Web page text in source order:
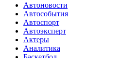
Автоновости
Автособытия
Автоспорт
Автоэксперт
Актеры
Аналитика